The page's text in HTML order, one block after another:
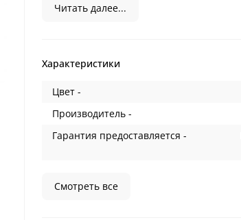
Читать далее...
Характеристики
Цвет -
Производитель -
Гарантия предоставляется -
Смотреть все